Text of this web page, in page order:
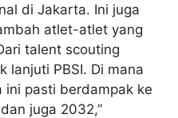
di Jakarta. Ini juga
atlet-atlet yang
talent scouting
lanjuti PBSI. Di mana
ini pasti berdampak ke
juga 2032,”